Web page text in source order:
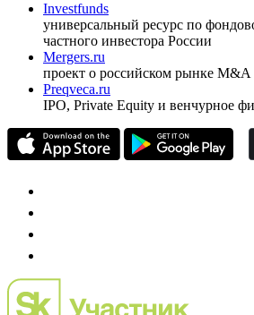
Investfunds
универсальный ресурс по
частного инвестора России
Mergers.ru
проект о российском рынке M&A
Preqveca.ru
IPO, Private Equity и венчурное